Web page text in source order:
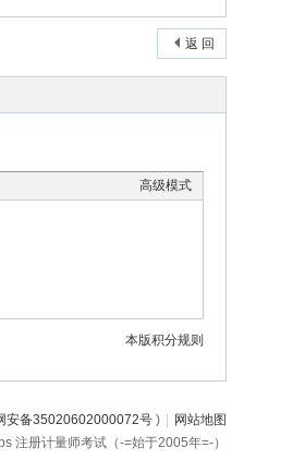
返 回
高级模式
本版积分规则
安备35020602000072号 )
网站地图
注册计量师考试（-=始于2005年=-）